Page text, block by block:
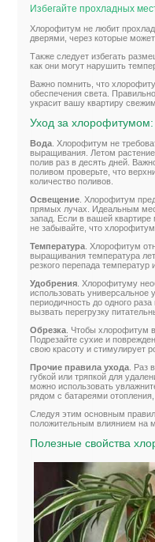
Избегайте прохладных
Хлорофитум не любит
дверями, через которые
Также следует избегать
как они могут нарушить
Важно помнить, что
обеспечения света.
украсит вашу квартиру
Уход за
Вода . Хлорофитум не
выращивания. Летом
полив раз в десять дней.
поливом проверьте, что
количество поливов.
Освещение . Хлорофитум
прямых лучах. Идеальным
запад. Если в вашей квартире
не забывайте, что
Температура . Хлорофитум
выращивания температура
резкого перепада температур
Удобрения . Хлорофитуму
использовать универсальное
периодичность до одного
вызвать перегрузку
Обрезка . Чтобы хлорофитум
Подрезайте сухие и
свою красоту и стимулирует
Прочие правила ухода . Раз
губкой или тряпкой для
можно использовать
рядом с батареями
Следуя этим основным
положительным влиянием на
Полезные свойства